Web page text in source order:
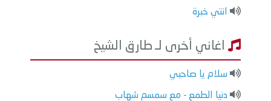
انتي خبرة
اغاني أخرى لـ طارق الشيخ
سلام يا صاحبي
دنيا الطمع - مع سمسم شهاب